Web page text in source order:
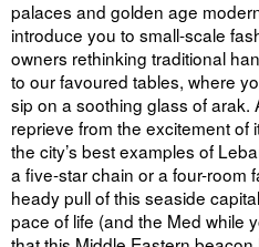
palaces and golden age
introduce you to small-scale
owners rethinking traditional
to our favoured tables, where
sip on a soothing glass of arak.
reprieve from the excitement of
the city’s best examples of
a five-star chain or a four-room
heady pull of this seaside
pace of life (and the Med while